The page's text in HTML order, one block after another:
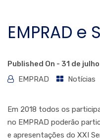
EMPRAD e
Published On - 31 de
EMPRAD
Notícias
Em 2018 todos os
no EMPRAD poderão
e apresentações do XXI